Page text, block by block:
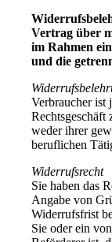
Vertrag über
im Rahmen
und die
Verbraucher ist
Rechtsgeschäft
weder ihrer
beruflichen
Widerrufsrecht
Sie haben das
Angabe von
Widerrufsfrist
Sie oder ein